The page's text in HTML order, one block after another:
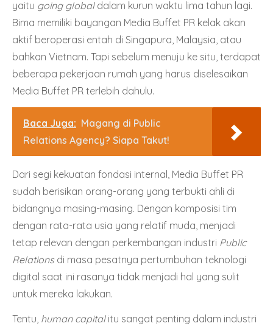
yaitu going global dalam kurun waktu lima tahun lagi.
Bima memiliki bayangan Media Buffet PR kelak akan
aktif beroperasi entah di Singapura, Malaysia, atau
bahkan Vietnam. Tapi sebelum menuju ke situ, terdapat
beberapa pekerjaan rumah yang harus diselesaikan
Media Buffet PR terlebih dahulu.
Baca Juga: Magang di Public
Relations Agency? Siapa Takut!
Dari segi kekuatan fondasi internal, Media Buffet PR
sudah berisikan orang-orang yang terbukti ahli di
bidangnya masing-masing. Dengan komposisi tim
dengan rata-rata usia yang relatif muda, menjadi
tetap relevan dengan perkembangan industri Public
Relations di masa pesatnya pertumbuhan teknologi
digital saat ini rasanya tidak menjadi hal yang sulit
untuk mereka lakukan.
Tentu, human capital itu sangat penting dalam industri